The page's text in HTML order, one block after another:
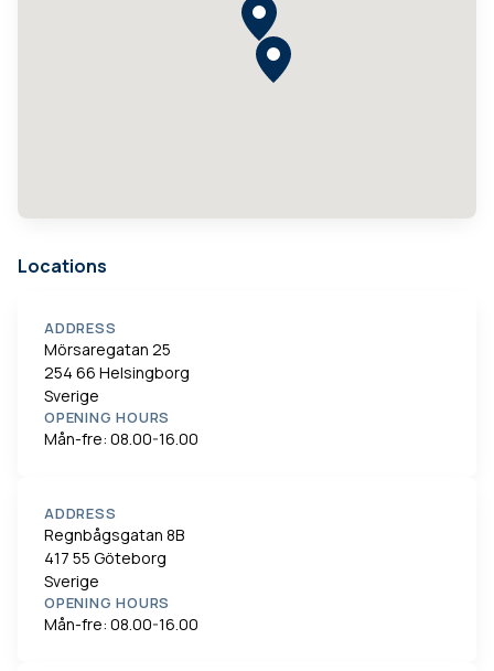
Locations
ADDRESS
Mörsaregatan 25
254 66 Helsingborg
Sverige
OPENING HOURS
Mån-fre: 08.00-16.00
ADDRESS
Regnbågsgatan 8B
417 55 Göteborg
Sverige
OPENING HOURS
Mån-fre: 08.00-16.00